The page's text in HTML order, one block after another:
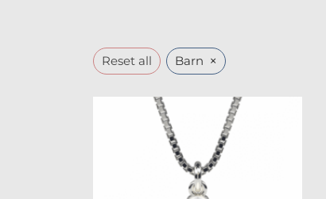
Reset all Barn ×